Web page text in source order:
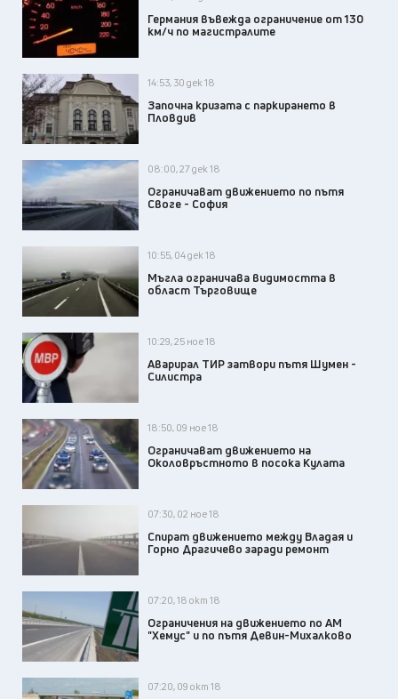
Германия въвежда ограничение от 130
км/ч по магистралите
14:53, 30 дек 18
Започна кризата с паркирането в
Пловдив
08:00, 27 дек 18
Ограничават движението по пътя
Своге - София
10:55, 04 дек 18
Мъгла ограничава видимостта в
област Търговище
10:29, 25 ное 18
Аварирал ТИР затвори пътя Шумен -
Силистра
18:50, 09 ное 18
Ограничават движението на
Околовръстното в посока Кулата
07:30, 02 ное 18
Спират движението между Владая и
Горно Драгичево заради ремонт
07:20, 18 окт 18
Ограничения на движението по АМ
"Хемус" и по пътя Девин-Михалково
07:20, 09 окт 18